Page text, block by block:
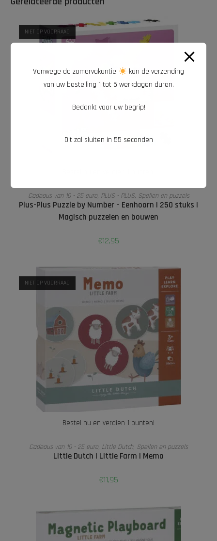
NIET OP VOORRAAD
LEES VERDER
Cadeaus van 10 - 25 euro, PLUS - PLUS, Spellen en puzzels
Plus-Plus Puzzle by Number – Eenhoorn | 250 stuks |
Magisch puzzelen en bouwen
€12,95
NIET OP VOORRAAD
Bestel nu en verdien 1 punten!
LEES VERDER
Cadeaus van 10 - 25 euro, Little Dutch, Spellen en puzzels
Little Dutch I Little Farm I Memo
€11,95
Vanwege de zomervakantie
kan de verzending
van uw bestelling 1 tot 5 werkdagen duren.
Bedankt voor uw begrip!
Dit zal sluiten in 54 seconden